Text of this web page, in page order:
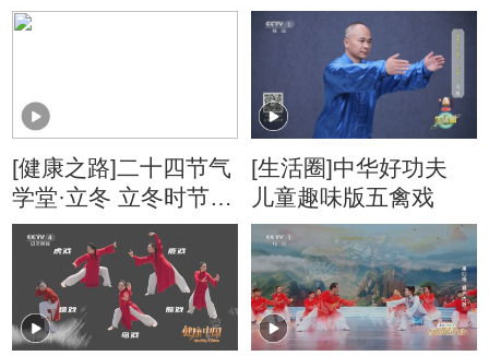
下的军事行动
别样红——洞头先锋
女子民兵连
[健康之路]二十四节气
学堂·立冬 立冬时节补
肾精 传统运动来助力
[生活圈]中华好功夫
儿童趣味版五禽戏